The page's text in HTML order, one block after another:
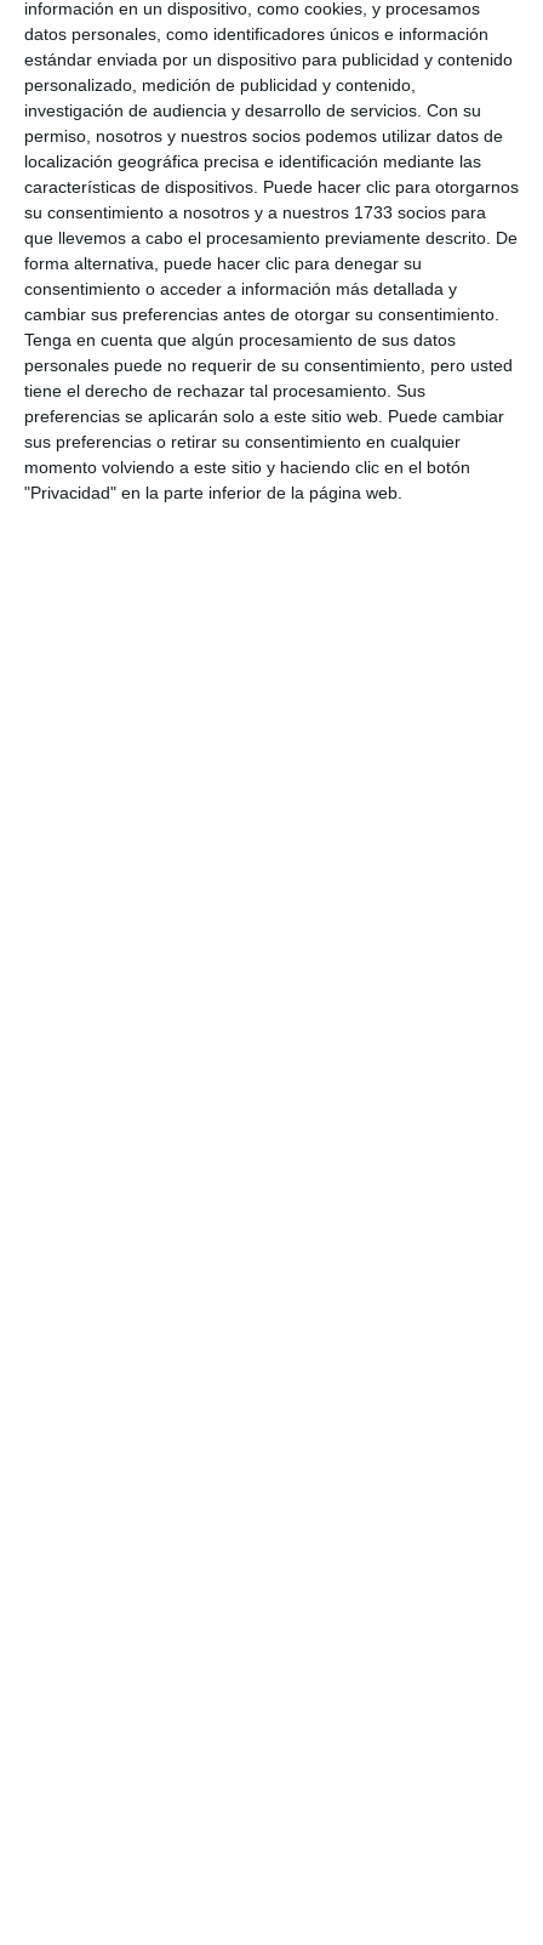
información en un dispositivo, como cookies, y procesamos
datos personales, como identificadores únicos e información
estándar enviada por un dispositivo para publicidad y contenido
personalizado, medición de publicidad y contenido,
investigación de audiencia y desarrollo de servicios. Con su
permiso, nosotros y nuestros socios podemos utilizar datos de
localización geográfica precisa e identificación mediante las
características de dispositivos. Puede hacer clic para otorgarnos
su consentimiento a nosotros y a nuestros 1733 socios para
que llevemos a cabo el procesamiento previamente descrito. De
forma alternativa, puede hacer clic para denegar su
consentimiento o acceder a información más detallada y
cambiar sus preferencias antes de otorgar su consentimiento.
Tenga en cuenta que algún procesamiento de sus datos
personales puede no requerir de su consentimiento, pero usted
tiene el derecho de rechazar tal procesamiento. Sus
preferencias se aplicarán solo a este sitio web. Puede cambiar
sus preferencias o retirar su consentimiento en cualquier
momento volviendo a este sitio y haciendo clic en el botón
"Privacidad" en la parte inferior de la página web.